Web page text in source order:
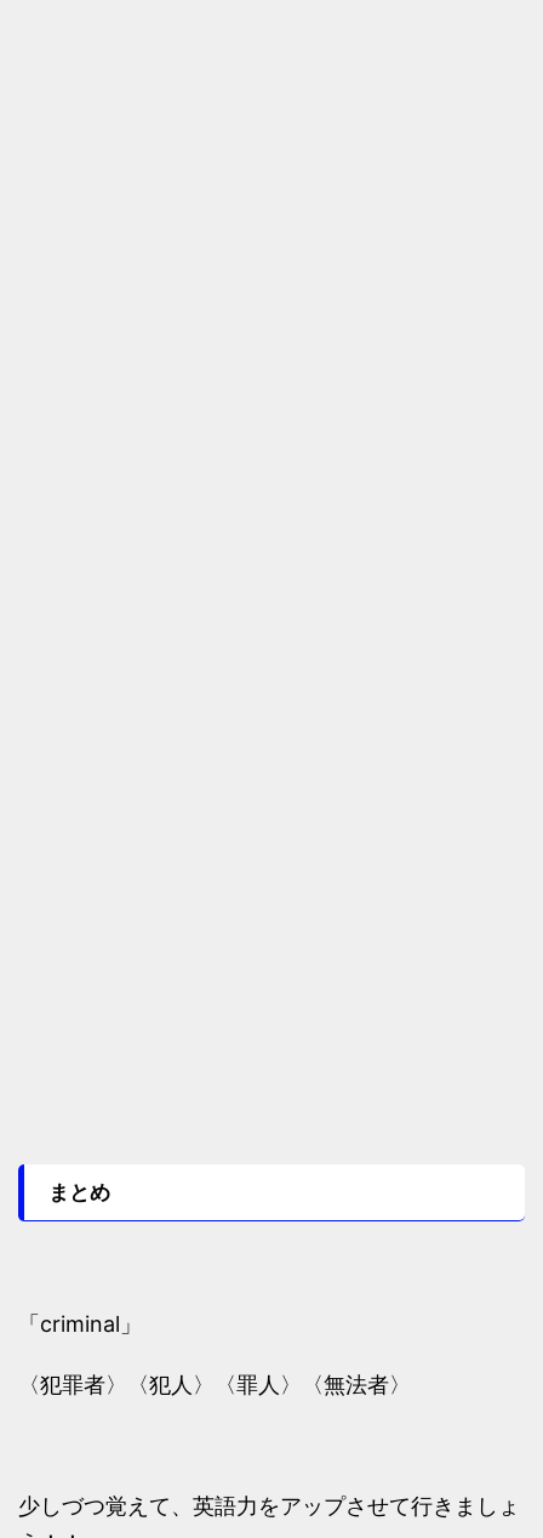
まとめ
「criminal」
〈犯罪者〉〈犯人〉〈罪人〉〈無法者〉
少しづつ覚えて、英語力をアップさせて行きましょ